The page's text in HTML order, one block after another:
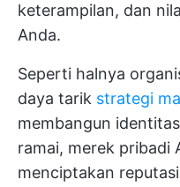
keterampilan, dan
Anda.
Seperti halnya
daya tarik strategi
membangun
ramai, merek pribadi
menciptakan